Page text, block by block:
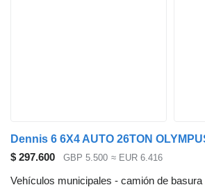
$ 297.600 GBP 5.500 ≈ EUR 6.416
Vehículos municipales - camión de basura